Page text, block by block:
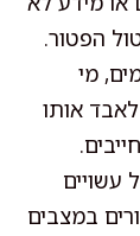
הפטור.
מי
אותו
עשויים
במצבים